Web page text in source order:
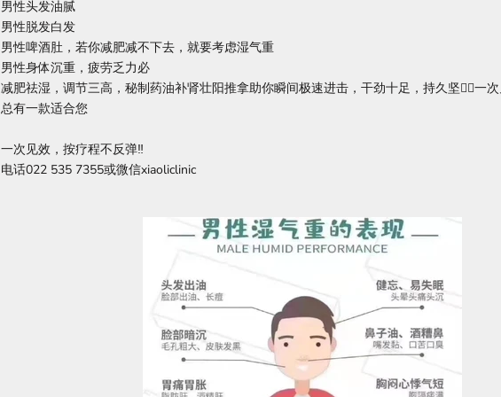
男性头发油腻️
男性脱发白发️
男性啤酒肚，若你减肥减不下去，就要考虑湿气重️
男性身体沉重，疲劳乏力必️
减肥祛湿，调节三高，秘制药油补肾壮阳推拿助你瞬间极速进击，干劲十足，持久坚挺🏻一
总有一款适合您
一次见效，按疗程不反弹‼️
电话022 535 7355或微信xiaoliclinic